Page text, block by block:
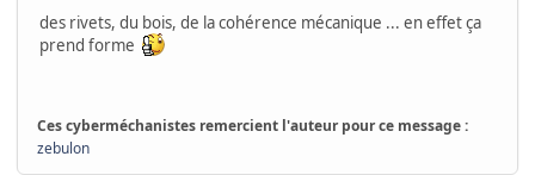
des rivets, du bois, de la cohérence mécanique ... en effet ça
prend forme
Ces cyberméchanistes remercient l'auteur pour ce message :
zebulon